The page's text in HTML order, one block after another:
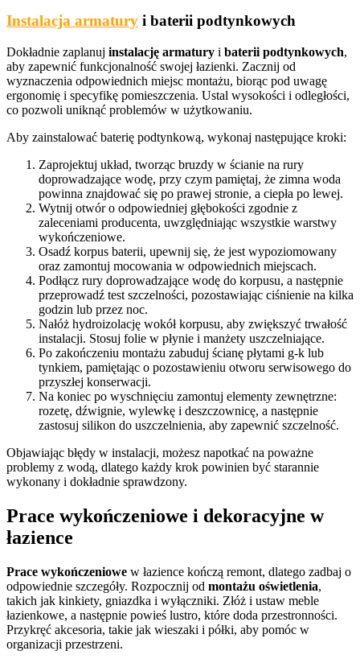
Instalacja armatury i baterii podtynkowych
Dokładnie zaplanuj instalację armatury i baterii podtynkowych,
aby zapewnić funkcjonalność swojej łazienki. Zacznij od
wyznaczenia odpowiednich miejsc montażu, biorąc pod uwagę
ergonomię i specyfikę pomieszczenia. Ustal wysokości i odległości,
co pozwoli uniknąć problemów w użytkowaniu.
Aby zainstalować baterię podtynkową, wykonaj następujące kroki:
Zaprojektuj układ, tworząc bruzdy w ścianie na rury
doprowadzające wodę, przy czym pamiętaj, że zimna woda
powinna znajdować się po prawej stronie, a ciepła po lewej.
Wytnij otwór o odpowiedniej głębokości zgodnie z
zaleceniami producenta, uwzględniając wszystkie warstwy
wykończeniowe.
Osadź korpus baterii, upewnij się, że jest wypoziomowany
oraz zamontuj mocowania w odpowiednich miejscach.
Podłącz rury doprowadzające wodę do korpusu, a następnie
przeprowadź test szczelności, pozostawiając ciśnienie na kilka
godzin lub przez noc.
Nałóż hydroizolację wokół korpusu, aby zwiększyć trwałość
instalacji. Stosuj folie w płynie i manżety uszczelniające.
Po zakończeniu montażu zabuduj ścianę płytami g-k lub
tynkiem, pamiętając o pozostawieniu otworu serwisowego do
przyszłej konserwacji.
Na koniec po wyschnięciu zamontuj elementy zewnętrzne:
rozetę, dźwignie, wylewkę i deszczownicę, a następnie
zastosuj silikon do uszczelnienia, aby zapewnić szczelność.
Objawiając błędy w instalacji, możesz napotkać na poważne
problemy z wodą, dlatego każdy krok powinien być starannie
wykonany i dokładnie sprawdzony.
Prace wykończeniowe i dekoracyjne w
łazience
Prace wykończeniowe w łazience kończą remont, dlatego zadbaj o
odpowiednie szczegóły. Rozpocznij od montażu oświetlenia,
takich jak kinkiety, gniazdka i wyłączniki. Złóż i ustaw meble
łazienkowe, a następnie powieś lustro, które doda przestronności.
Przykręć akcesoria, takie jak wieszaki i półki, aby pomóc w
organizacji przestrzeni.